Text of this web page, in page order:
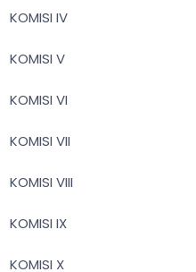
KOMISI IV
KOMISI V
KOMISI VI
KOMISI VII
KOMISI VIII
KOMISI IX
KOMISI X